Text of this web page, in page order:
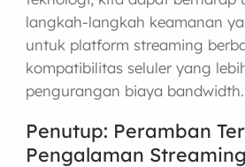
langkah-langkah keamanan
untuk platform streaming
kompatibilitas seluler yang
pengurangan biaya bandwidth.
Penutup: Peramban
Pengalaman